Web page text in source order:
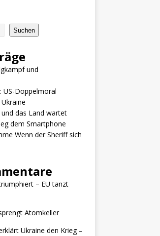
Suchen
und
US-Doppelmoral
das Land wartet
dem Smartphone
Wenn der Sheriff sich
– EU tanzt
Atomkeller
Ukraine den Krieg –